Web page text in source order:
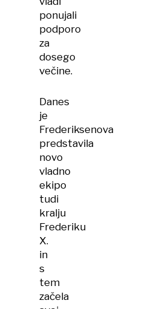
ponujali
podporo
za
dosego
večine.
Danes
je
Frederiksenova
predstavila
novo
vladno
ekipo
tudi
kralju
Frederiku
X.
in
s
tem
začela